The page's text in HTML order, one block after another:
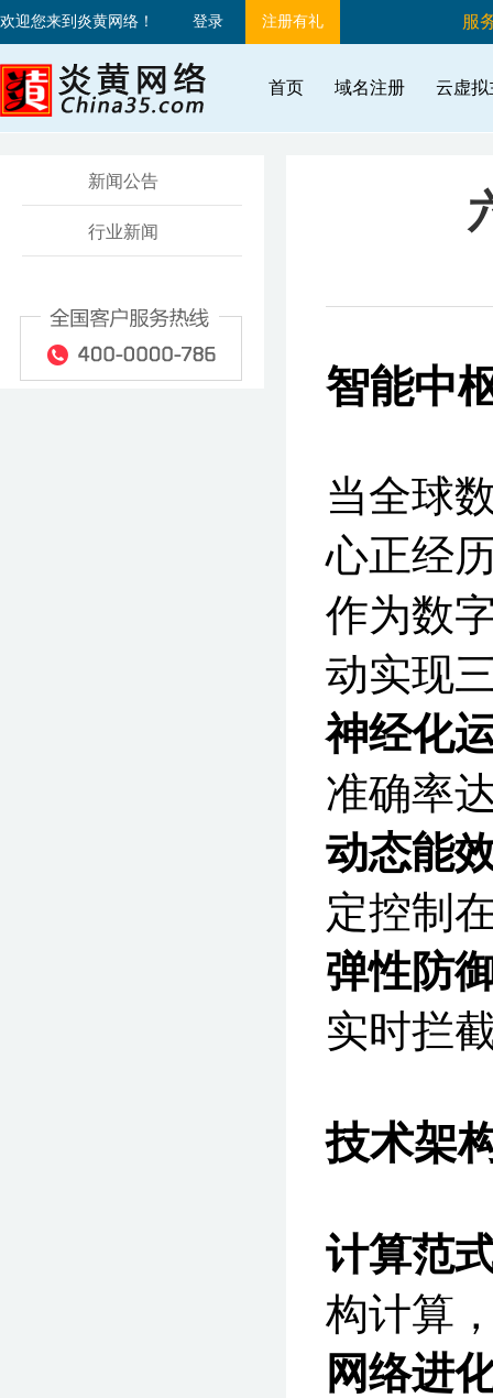
欢迎您来到炎黄网络！ 登录 注册有礼 服
首页 域名注册 云虚拟
新闻公告
行业新闻
智能中
当全球
心正经
作为数
动实现
神经化
准确率
动态能
定控制
弹性防
实时拦
技术架
计算范
构计算
网络进